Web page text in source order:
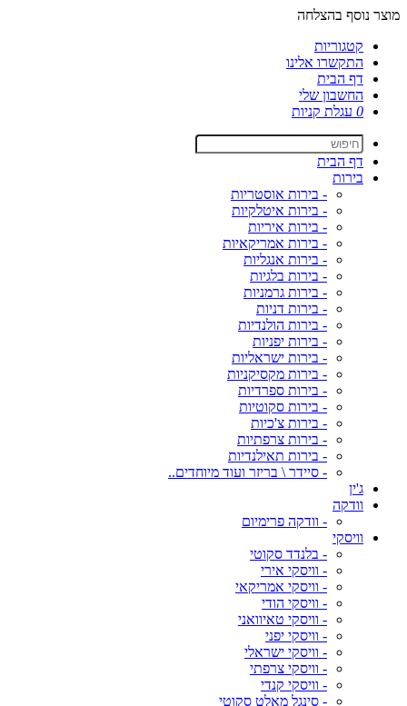
מוצר נוסף בהצלחה
קטגוריות
התקשרו אלינו
דף הבית
החשבון שלי
0 עגלת קניות
דף הבית
בירות
- בירות אוסטריות
- בירות איטלקיות
- בירות איריות
- בירות אמריקאיות
- בירות אנגליות
- בירות בלגיות
- בירות גרמניות
- בירות דניות
- בירות הולנדיות
- בירות יפניות
- בירות ישראליות
- בירות מקסיקניות
- בירות ספרדיות
- בירות סקוטיות
- בירות צ'כיות
- בירות צרפתיות
- בירות תאילנדיות
- סיידר \ בריזר ועוד מיוחדים..
ג'ין
וודקה
- וודקה פרימיום
וויסקי
- בלנדד סקוטי
- וויסקי אירי
- וויסקי אמריקאי
- וויסקי הודי
- וויסקי טאיוואני
- וויסקי יפני
- וויסקי ישראלי
- וויסקי צרפתי
- וויסקי קנדי
- סינגל מאלט סקוטי